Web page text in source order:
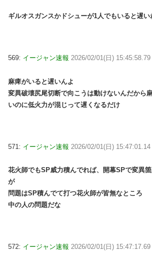
ギルオスガンスかドシューが1人でもいると遅い
569: イージャン速報 2026/02/01(日) 15:45:58.79
麻痺がいると遅いんよ
変異破壊尻尾切断で向こうは動けないんだから
いのに低火力が混じって遅くなるだけ
571: イージャン速報 2026/02/01(日) 15:47:01.14
花火師でもSP威力積んでれば、開幕SPで変異
が
問題はSP積んでて打つ花火師が皆無なところ
中の人の問題だな
572: イージャン速報 2026/02/01(日) 15:47:17.69